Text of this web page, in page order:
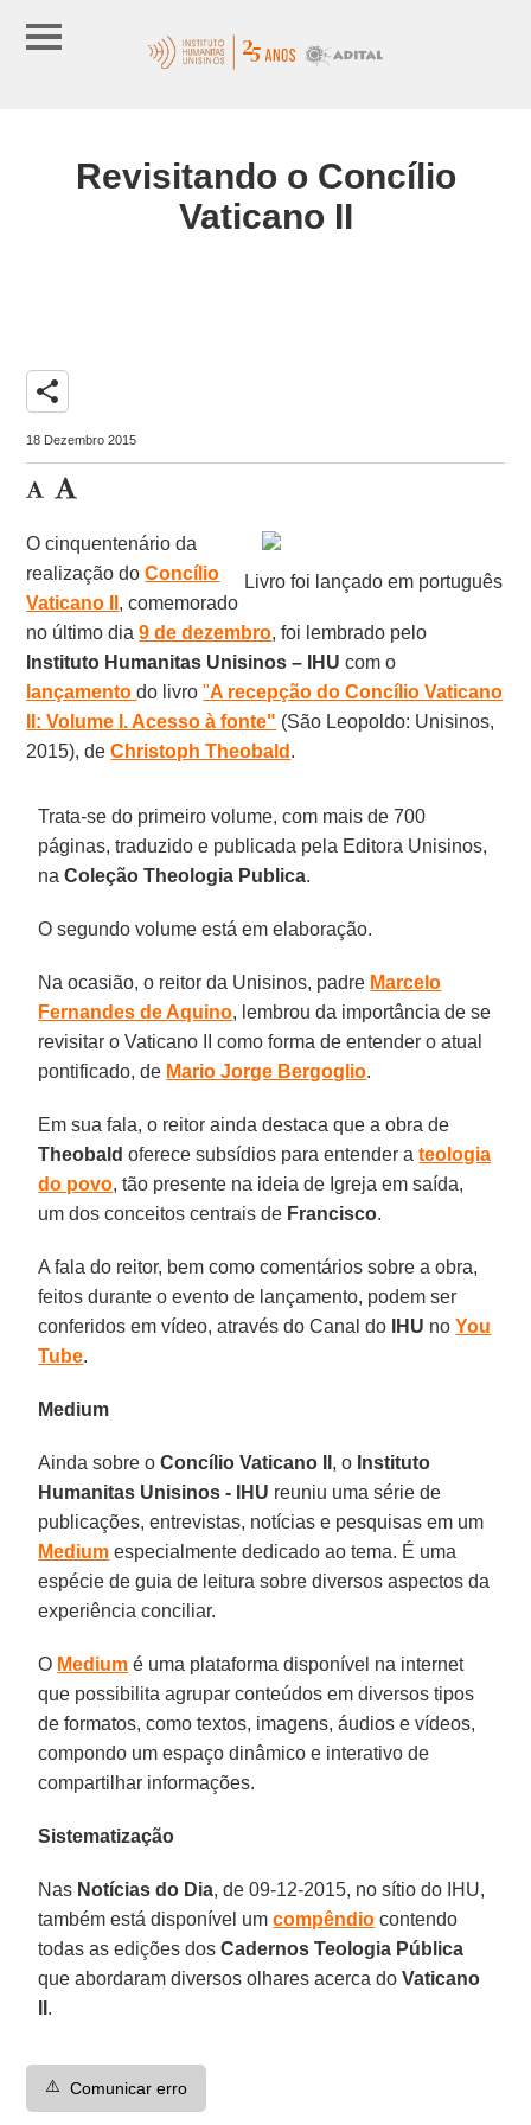
Revisitando o Concílio
Vaticano II
share
18 Dezembro 2015
Livro foi lançado em português
O cinquentenário da
realização doConcílio
Vaticano II , comemorado
no último dia9 de dezembro, foi lembrado pelo
Instituto Humanitas Unisinos – IHU com o
lançamento do livro"A recepção do Concílio Vaticano
II: Volume I. Acesso à fonte" (São Leopoldo: Unisinos,
2015), deChristoph Theobald .
Trata-se do primeiro volume, com mais de 700
páginas, traduzido e publicada pela Editora Unisinos,
naColeção Theologia Publica.
O segundo volume está em elaboração.
Na ocasião, o reitor da Unisinos, padre Marcelo
Fernandes de Aquino, lembrou da importância de se
revisitar o Vaticano II como forma de entender o atual
pontificado, de Mario Jorge Bergoglio.
Em sua fala, o reitor ainda destaca que a obra de
Theobald oferece subsídios para entender ateologia
do povo, tão presente na ideia de Igreja em saída,
um dos conceitos centrais de Francisco.
A fala do reitor, bem como comentários sobre a obra,
feitos durante o evento de lançamento, podem ser
conferidos em vídeo, através do Canal do
IHU noYou
Tube.
Medium
Ainda sobre oConcílio Vaticano II , o Instituto
Humanitas Unisinos - IHU reuniu uma série de
publicações, entrevistas, notícias e pesquisas em um
Medium especialmente dedicado ao tema. É uma
espécie de guia de leitura sobre diversos aspectos da
experiência conciliar.
O Medium é uma plataforma disponível na internet
que possibilita agrupar conteúdos em diversos tipos
de formatos, como textos, imagens, áudios e vídeos,
compondo um espaço dinâmico e interativo de
compartilhar informações.
Sistematização
Nas Notícias do Dia, de 09-12-2015, no sítio do IHU,
também está disponível umcompêndio contendo
todas as edições dosCadernos Teologia Pública
que abordaram diversos olhares acerca doVaticano
.
⚠️ Comunicar erro